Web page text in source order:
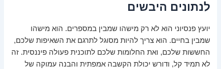
לנתונים היבשים
יועץ פנסיוני הוא לא רק מישהו שמבין במספרים. הוא מישהו
שמבין בחיים. הוא צריך להיות מסוגל לתרגם את השאיפות שלכם,
החששות שלכם, ואת החלומות שלכם לתוכנית פעולה פיננסית. זה
לא תמיד קל, ודורש יכולת הקשבה אמפתית והבנה עמוקה של